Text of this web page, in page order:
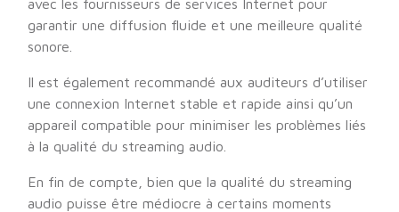
avec les fournisseurs de services Internet pour
garantir une diffusion fluide et une meilleure qualité
sonore.
Il est également recommandé aux auditeurs d’utiliser
une connexion Internet stable et rapide ainsi qu’un
appareil compatible pour minimiser les problèmes liés
à la qualité du streaming audio.
En fin de compte, bien que la qualité du streaming
audio puisse être médiocre à certains moments